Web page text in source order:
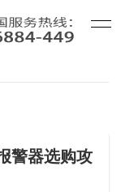
警器选购攻